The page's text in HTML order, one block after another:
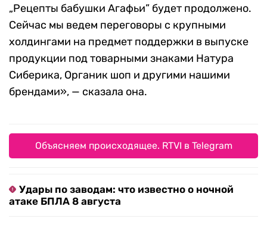
„Рецепты бабушки Агафьи” будет продолжено.
Сейчас мы ведем переговоры с крупными
холдингами на предмет поддержки в выпуске
продукции под товарными знаками Натура
Сиберика, Органик шоп и другими нашими
брендами», — сказала она.
Объясняем происходящее. RTVI в Telegram
Удары по заводам: что известно о ночной
атаке БПЛА 8 августа